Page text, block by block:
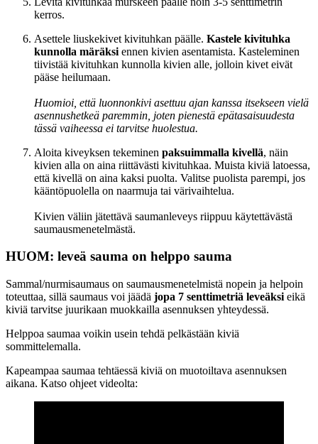
kerros.
Asettele liuskekivet kivituhkan päälle. Kastele kivituhka
kunnolla märäksi ennen kivien asentamista. Kasteleminen
tiivistää kivituhkan kunnolla kivien alle, jolloin kivet eivät
pääse heilumaan.
Huomioi, että luonnonkivi asettuu ajan kanssa itsekseen vielä
asennushetkeä paremmin, joten pienestä epätasaisuudesta
tässä vaiheessa ei tarvitse huolestua.
Aloita kiveyksen tekeminen paksuimmalla kivellä, näin
kivien alla on aina riittävästi kivituhkaa. Muista kiviä latoessa,
että kivellä on aina kaksi puolta. Valitse puolista parempi, jos
kääntöpuolella on naarmuja tai värivaihtelua.
Kivien väliin jätettävä saumanleveys riippuu käytettävästä
saumausmenetelmästä.
HUOM: leveä sauma on helppo sauma
Sammal/nurmisaumaus on saumausmenetelmistä nopein ja helpoin
toteuttaa, sillä saumaus voi jäädä jopa 7 senttimetriä leveäksi eikä
kiviä tarvitse juurikaan muokkailla asennuksen yhteydessä.
Helppoa saumaa voikin usein tehdä pelkästään kiviä
sommittelemalla.
Kapeampaa saumaa tehtäessä kiviä on muotoiltava asennuksen
aikana. Katso ohjeet videolta: